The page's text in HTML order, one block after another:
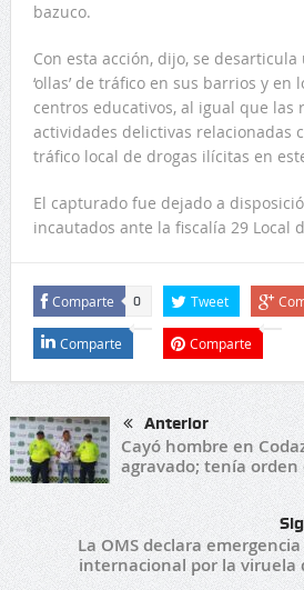
bazuco.
Con esta acción, dijo, se desarticula
‘ollas’ de tráfico en sus barrios y en
centros educativos, al igual que las
actividades delictivas relacionadas
tráfico local de drogas ilícitas en
El capturado fue dejado a
incautados ante la fiscalía 29 Local
Comparte 0 Tweet
Comparte Comparte
Anterior
Cayó hombre en
agravado; tenía orden
La OMS declara
internacional por la viruela